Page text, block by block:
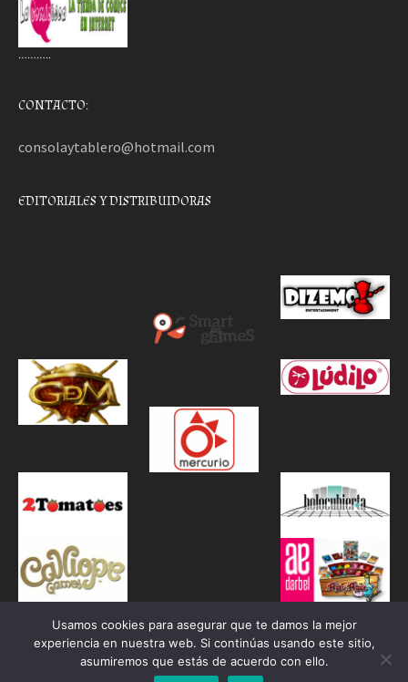
………..
CONTACTO:
consolaytablero@hotmail.com
EDITORIALES Y DISTRIBUIDORAS
Usamos cookies para asegurar que te damos la mejor
experiencia en nuestra web. Si continúas usando este sitio,
asumiremos que estás de acuerdo con ello.